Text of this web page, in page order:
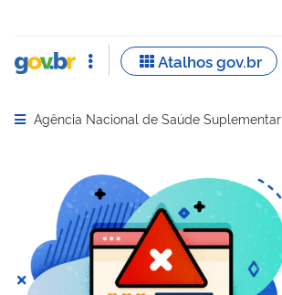
Abrir menu principal de navegação
Agência Nacional de Saúde Suplementar